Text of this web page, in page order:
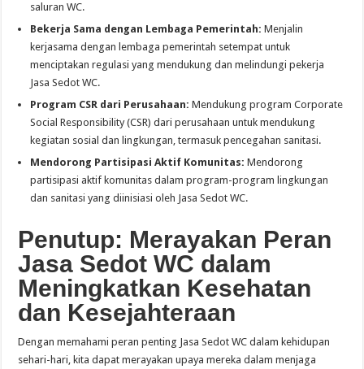
saluran WC.
Bekerja Sama dengan Lembaga Pemerintah: Menjalin
kerjasama dengan lembaga pemerintah setempat untuk
menciptakan regulasi yang mendukung dan melindungi pekerja
Jasa Sedot WC.
Program CSR dari Perusahaan: Mendukung program Corporate
Social Responsibility (CSR) dari perusahaan untuk mendukung
kegiatan sosial dan lingkungan, termasuk pencegahan sanitasi.
Mendorong Partisipasi Aktif Komunitas: Mendorong
partisipasi aktif komunitas dalam program-program lingkungan
dan sanitasi yang diinisiasi oleh Jasa Sedot WC.
Penutup: Merayakan Peran
Jasa Sedot WC dalam
Meningkatkan Kesehatan
dan Kesejahteraan
Dengan memahami peran penting Jasa Sedot WC dalam kehidupan
sehari-hari, kita dapat merayakan upaya mereka dalam menjaga